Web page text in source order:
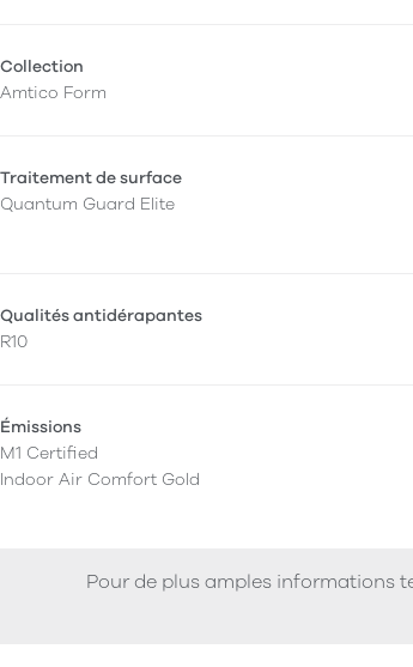
Collection
Amtico Form
Traitement de surface
Quantum Guard Elite
Qualités antidérapantes
R10
Émissions
M1 Certified
Indoor Air Comfort Gold
Pour de plus amples informations